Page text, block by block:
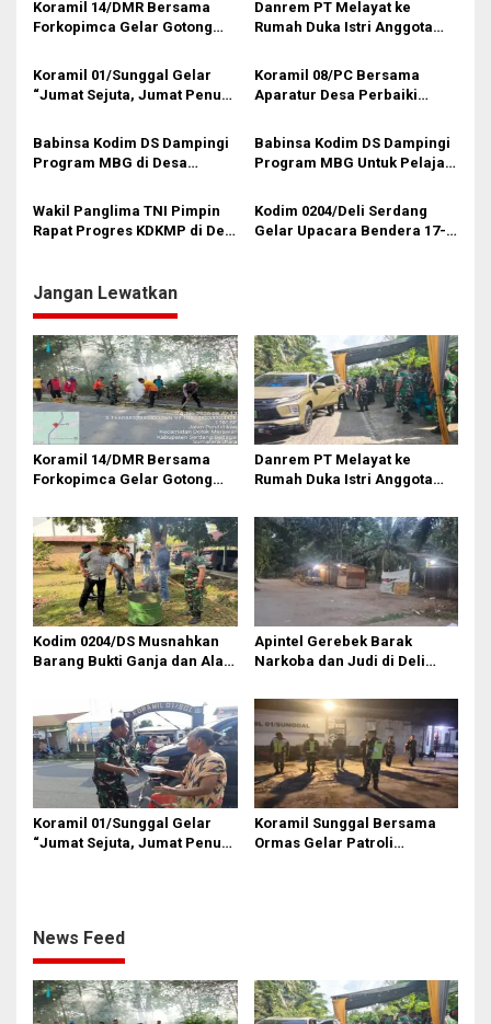
i
o
Koramil 14/DMR Bersama
Forkopimca Gelar Gotong
Danrem PT Melayat ke
Rumah Duka Istri Anggota
Koramil 01/Sunggal Gelar
“Jumat Sejuta, Jumat Penuh
Koramil 08/PC Bersama
Aparatur Desa Perbaiki
Babinsa Kodim DS Dampingi
Program MBG di Desa
Babinsa Kodim DS Dampingi
Program MBG Untuk Pelajar
Wakil Panglima TNI Pimpin
Rapat Progres KDKMP di Deli
Kodim 0204/Deli Serdang
Gelar Upacara Bendera 17-
Jangan Lewatkan
Koramil 14/DMR Bersama
Forkopimca Gelar Gotong
Danrem PT Melayat ke
Rumah Duka Istri Anggota
Kodim 0204/DS Musnahkan
Barang Bukti Ganja dan Alat
Apintel Gerebek Barak
Narkoba dan Judi di Deli
Koramil 01/Sunggal Gelar
“Jumat Sejuta, Jumat Penuh
Koramil Sunggal Bersama
Ormas Gelar Patroli
News Feed